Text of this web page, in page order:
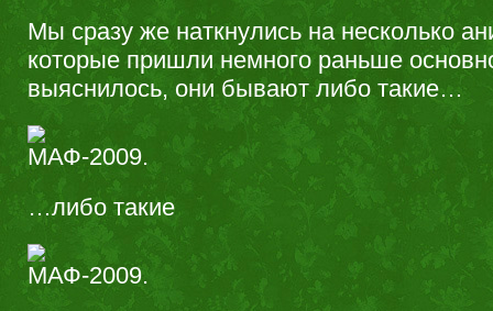
Мы сразу же наткнулись на несколько
которые пришли немного раньше
выяснилось, они бывают либо такие…
…либо такие